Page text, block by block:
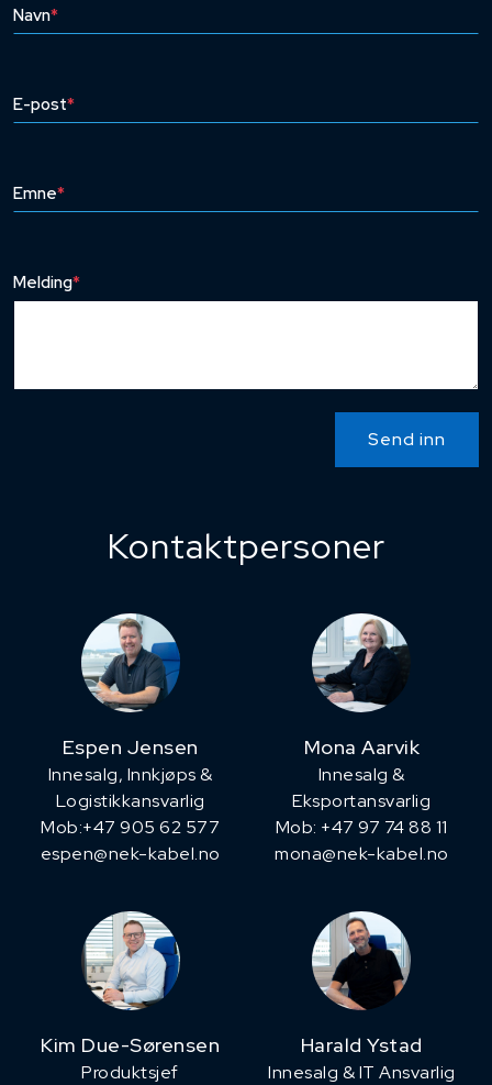
Navn*
E-post*
Emne*
Melding*
Send inn
Kontaktpersoner
Espen Jensen
Innesalg, ​Innkjøps &
Logistikkansvarlig
Mob:+47 905 62 577
espen@nek-kabel.no
Mona Aarvik
Innesalg &
Eksportansvarlig
Mob: +47 97 74 88 11
mona@nek-kabel.no
Kim Due-Sørensen
Produktsjef
Harald Ystad
Innesalg & IT Ansvarlig